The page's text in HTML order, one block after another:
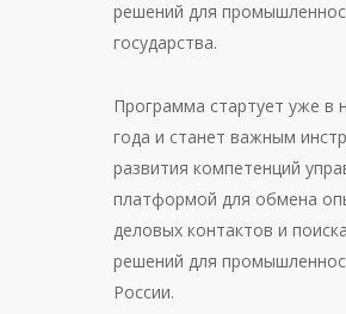
решений для
государства.
Программа стартует уже в
года и станет важным
развития компетенций
платформой для обмена
деловых контактов и
решений для
России.